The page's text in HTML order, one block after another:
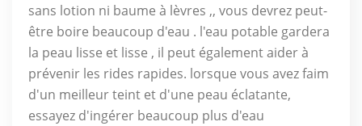
sans lotion ni baume à lèvres ,, vous devrez peut-
être boire beaucoup d'eau . l'eau potable gardera
la peau lisse et lisse , il peut également aider à
prévenir les rides rapides. lorsque vous avez faim
d'un meilleur teint et d'une peau éclatante,
essayez d'ingérer beaucoup plus d'eau